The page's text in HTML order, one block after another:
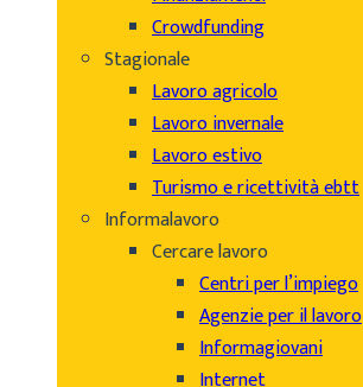
Crowdfunding
Stagionale
Lavoro agricolo
Lavoro invernale
Lavoro estivo
Turismo e ricettività ebtt
Informalavoro
Cercare lavoro
Centri per l’impiego
Agenzie per il lavoro
Informagiovani
Internet